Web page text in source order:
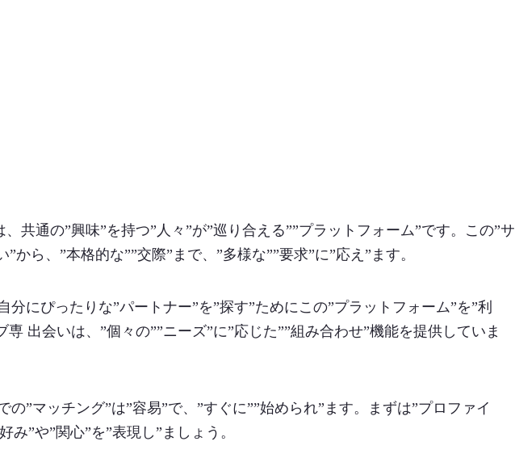
、共通の”興味”を持つ”人々”が”巡り合える””プラットフォーム”です。この”サ
”から、”本格的な””交際”まで、”多様な””要求”に”応え”ます。
分にぴったりな”パートナー”を”探す”ためにこの”プラットフォーム”を”利
出会いは、”個々の””ニーズ”に”応じた””組み合わせ”機能を提供していま
の”マッチング”は”容易”で、”すぐに””始められ”ます。まずは”プロファイ
み”や”関心”を”表現し”ましょう。